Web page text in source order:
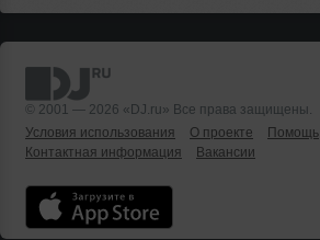
© 2001 — 2026 «DJ.ru» Все права защищены.
Условия использования
О проекте Помощь
Контактная информация
Вакансии